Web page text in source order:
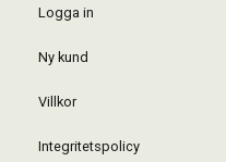
Logga in
Ny kund
Villkor
Integritetspolicy